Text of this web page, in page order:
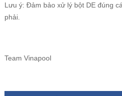
Lưu ý: Đảm bảo xử lý bột DE đúng
phải.
Team Vinapool